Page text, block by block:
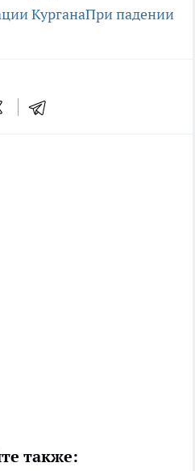
КурганаПри падении
также: